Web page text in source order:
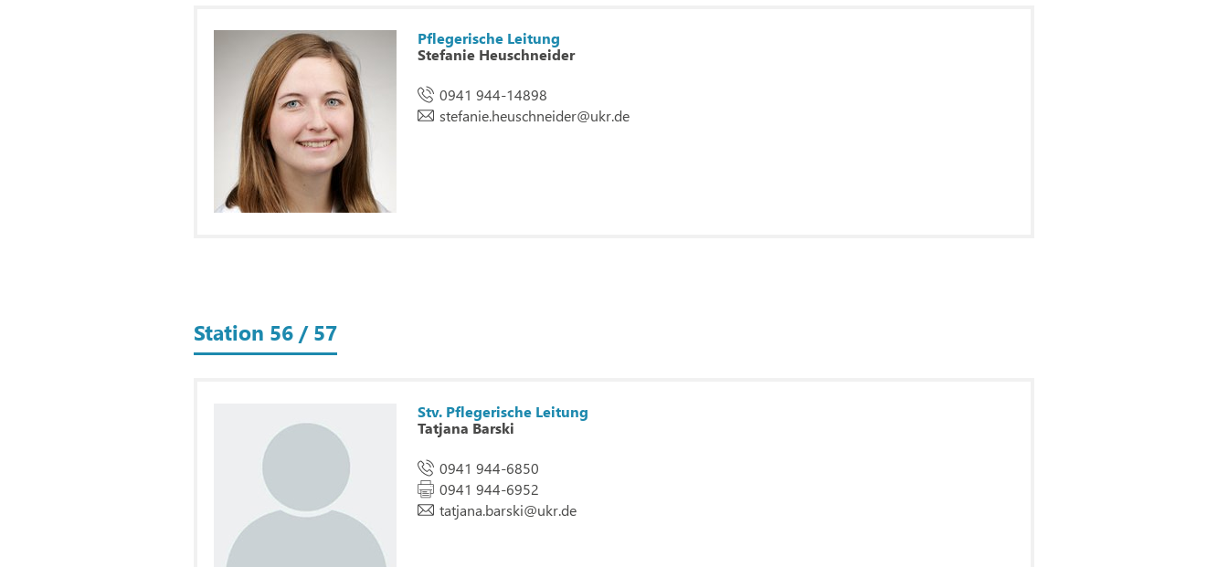
Pflegerische Leitung
Stefanie Heuschneider
0941 944-14898
stefanie.heuschneider@ukr.de
Station 56 / 57
Stv. Pflegerische Leitung
Tatjana Barski
0941 944-6850
0941 944-6952
tatjana.barski@ukr.de